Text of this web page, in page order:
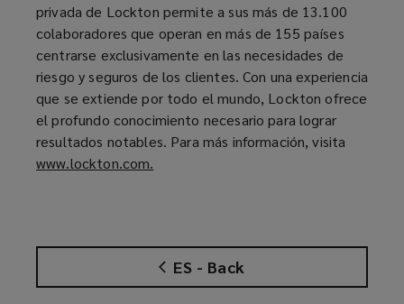
ES - Back
privada de Lockton permite a sus más de 13.100
colaboradores que operan en más de 155 países
centrarse exclusivamente en las necesidades de
riesgo y seguros de los clientes. Con una experiencia
que se extiende por todo el mundo, Lockton ofrece
el profundo conocimiento necesario para lograr
resultados notables. Para más información, visita
www.lockton.com.
n
s
a